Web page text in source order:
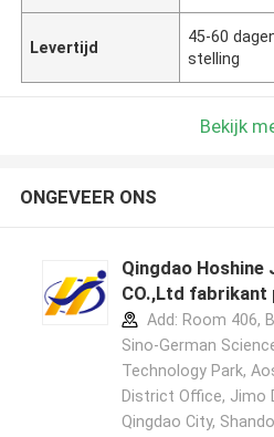
Levertijd
45-60
stelling
Bekijk
ONGEVEER ONS
Qingdao Hoshine
CO.,Ltd
Add: Room 406,
Sino-German
Technology Park,
District Office, Jimo
Qingdao City,